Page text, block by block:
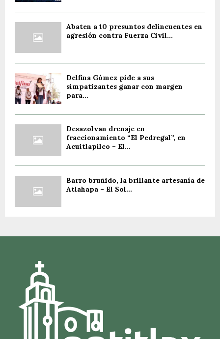
Abaten a 10 presuntos delincuentes en
agresión contra Fuerza Civil...
Delfina Gómez pide a sus
simpatizantes ganar con margen
para...
Desazolvan drenaje en
fraccionamiento “El Pedregal”, en
Acuitlapilco – El...
Barro bruñido, la brillante artesanía de
Atlahapa – El Sol...